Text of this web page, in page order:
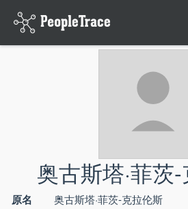
奥古斯塔·菲茨
原名 奥古斯塔·菲茨-克拉伦斯